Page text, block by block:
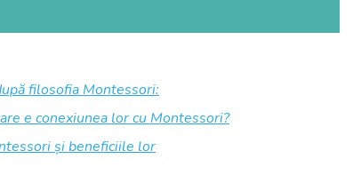
filosofia Montessori:
e conexiunea lor cu Montessori?
și beneficiile lor